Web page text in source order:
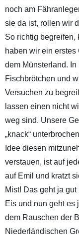
noch am
sie da ist, rollen wir
So richtig begreifen,
haben wir ein
dem Münsterland.
Fischbrötchen und
Versuchen zu
lassen einen nicht
weg sind. Unsere
„knack“
Idee diesen
verstauen, ist auf
auf Emil und kratzt
Mist! Das geht ja
Eis und nun geht es
dem Rauschen der
Niederländischen